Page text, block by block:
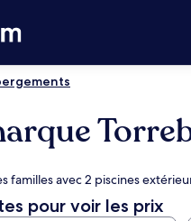
familles avec 2 piscines
pour voir les prix